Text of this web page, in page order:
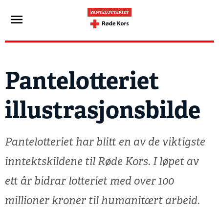
Pantelotteriet
illustrasjonsbilde
Pantelotteriet har blitt en av de viktigste
inntektskildene til Røde Kors. I løpet av
ett år bidrar lotteriet med over 100
millioner kroner til humanitært arbeid.